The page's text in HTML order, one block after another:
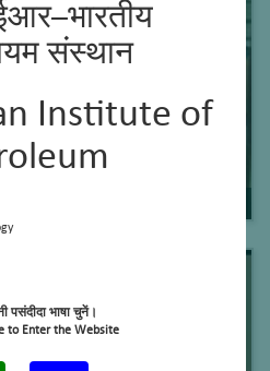
संस्थान
Institute of
पसंदीदा भाषा चुनें।
to Enter the Website
non-edible oil to biodiesel